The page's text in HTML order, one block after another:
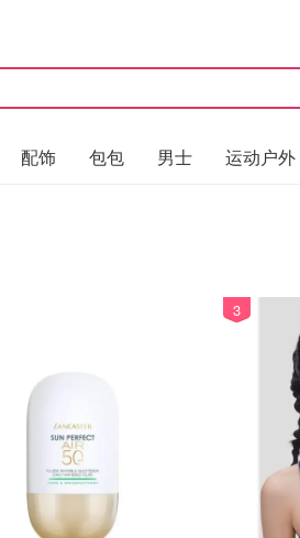
配饰 包包 男士 运动户外
3